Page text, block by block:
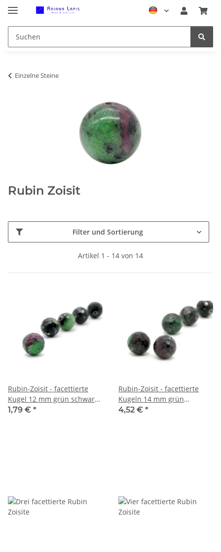
Einzelne Steine
Rubin Zoisit
Filter und Sortierung
Artikel 1 - 14 von 14
Rubin-Zoisit - facettierte
Kugel 12 mm grün schwarz
/4430s
1,79 € *
Rubin-Zoisit - facettierte
Kugeln 14 mm grün
magenta, 2 Stk /4431s
4,52 € *